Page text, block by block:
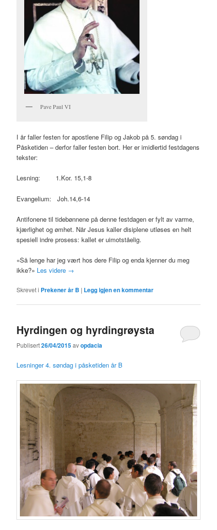
Pave Paul VI
I år faller festen for apostlene Filip og Jakob på 5. søndag i
Påsketiden – derfor faller festen bort. Her er imidlertid festdagens
tekster:
Lesning: 1.Kor. 15,1-8
Evangelium: Joh.14,6-14
Antifonene til tidebønnene på denne festdagen er fylt av varme,
kjærlighet og ømhet. Når Jesus kaller disiplene utløses en helt
spesiell indre prosess: kallet er uimotståelig.
«Så lenge har jeg vært hos dere Filip og enda kjenner du meg
ikke?» Les videre →
Skrevet i Prekener år B | Legg igjen en kommentar
Hyrdingen og hyrdingrøysta
Publisert26/04/2015avopdacia
Lesninger 4. søndag i påsketiden år B